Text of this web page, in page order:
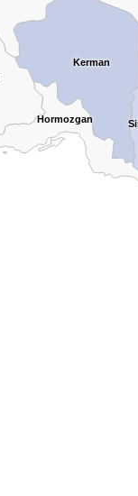
Kerman
Hormozgan